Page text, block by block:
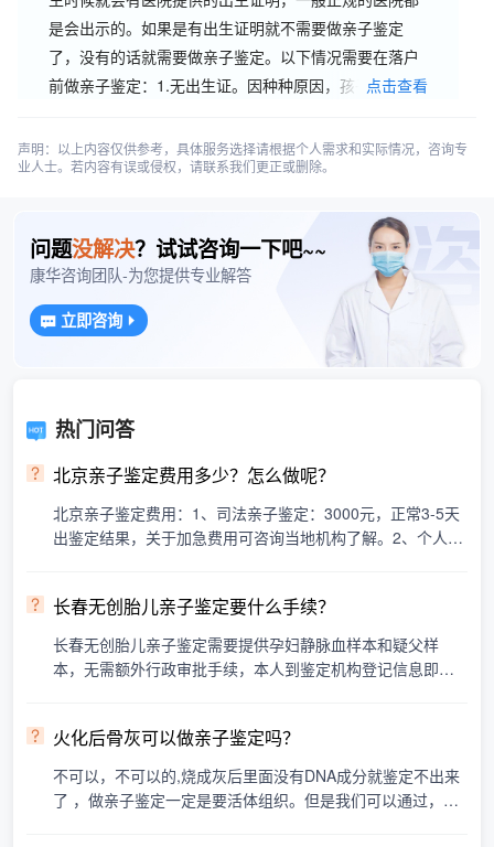
是会出示的。如果是有出生证明就不需要做亲子鉴定
了，没有的话就需要做亲子鉴定。以下情况需要在落户
前做亲子鉴定：1.无出生证。因种种原因，孩子没有在
有规范的出生证
点击查看
声明：以上内容仅供参考，具体服务选择请根据个人需求和实际情况，咨询专
业人士。若内容有误或侵权，请联系我们更正或删除。
问题没解决？试试咨询一下吧~~
康华咨询团队-为您提供专业解答
立即咨询
热门问答
北京亲子鉴定费用多少？怎么做呢？
北京亲子鉴定费用：1、司法亲子鉴定：3000元，正常3-5天
出鉴定结果，关于加急费用可咨询当地机构了解。2、个人隐
长春无创胎儿亲子鉴定要什么手续？
长春无创胎儿亲子鉴定需要提供孕妇静脉血样本和疑父样
本，无需额外行政审批手续，本人到鉴定机构登记信息即可
火化后骨灰可以做亲子鉴定吗？
不可以，不可以的,烧成灰后里面没有DNA成分就鉴定不出来
了 ，做亲子鉴定一定是要活体组织。但是我们可以通过，同